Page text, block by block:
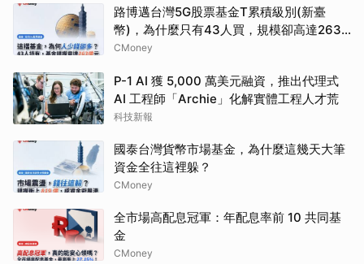
路博邁台灣5G股票基金T累積級別(新臺
幣)，為什麼只有43人買，規模卻高達263
億？
CMoney
P-1 AI 獲 5,000 萬美元融資，推出代理式
AI 工程師「Archie」化解實體工程人才荒
科技新報
國泰台灣貨幣市場基金，為什麼這幾天大筆
資金全往這裡躲？
CMoney
全市場高配息冠軍：年配息率前 10 共同基
金
CMoney